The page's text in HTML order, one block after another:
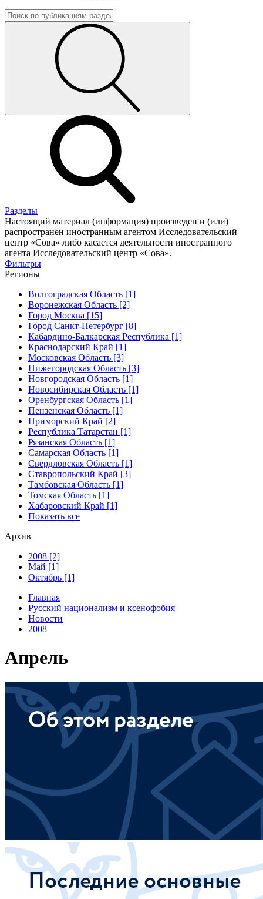
Разделы
Настоящий материал (информация) произведен и (или)
распространен иностранным агентом Исследовательский
центр «Сова» либо касается деятельности иностранного
агента Исследовательский центр «Сова».
Фильтры
Регионы
Волгоградская Область [1]
Воронежская Область [2]
Город Москва [15]
Город Санкт-Петербург [8]
Кабардино-Балкарская Республика [1]
Краснодарский Край [1]
Московская Область [3]
Нижегородская Область [3]
Новгородская Область [1]
Новосибирская Область [1]
Оренбургская Область [1]
Пензенская Область [1]
Приморский Край [2]
Республика Татарстан [1]
Рязанская Область [1]
Самарская Область [1]
Свердловская Область [1]
Ставропольский Край [3]
Тамбовская Область [1]
Томская Область [1]
Хабаровский Край [1]
Показать все
Архив
2008 [2]
Май [1]
Октябрь [1]
Главная
Русский национализм и ксенофобия
Новости
2008
Апрель